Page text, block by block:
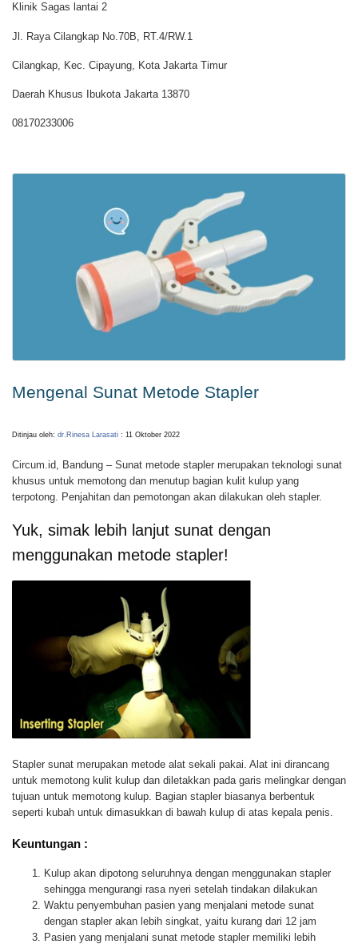
Klinik Sagas lantai 2
Jl. Raya Cilangkap No.70B, RT.4/RW.1
Cilangkap, Kec. Cipayung, Kota Jakarta Timur
Daerah Khusus Ibukota Jakarta 13870
08170233006
Mengenal Sunat Metode Stapler
Ditinjau oleh: dr.Rinesa Larasati : 11 Oktober 2022
Circum.id, Bandung – Sunat metode stapler merupakan teknologi sunat
khusus untuk memotong dan menutup bagian kulit kulup yang
terpotong. Penjahitan dan pemotongan akan dilakukan oleh stapler.
Yuk, simak lebih lanjut sunat dengan
menggunakan metode stapler!
Stapler sunat merupakan metode alat sekali pakai. Alat ini dirancang
untuk memotong kulit kulup dan diletakkan pada garis melingkar dengan
tujuan untuk memotong kulup. Bagian stapler biasanya berbentuk
seperti kubah untuk dimasukkan di bawah kulup di atas kepala penis.
Keuntungan :
Kulup akan dipotong seluruhnya dengan menggunakan stapler
sehingga mengurangi rasa nyeri setelah tindakan dilakukan
Waktu penyembuhan pasien yang menjalani metode sunat
dengan stapler akan lebih singkat, yaitu kurang dari 12 jam
Pasien yang menjalani sunat metode stapler memiliki lebih